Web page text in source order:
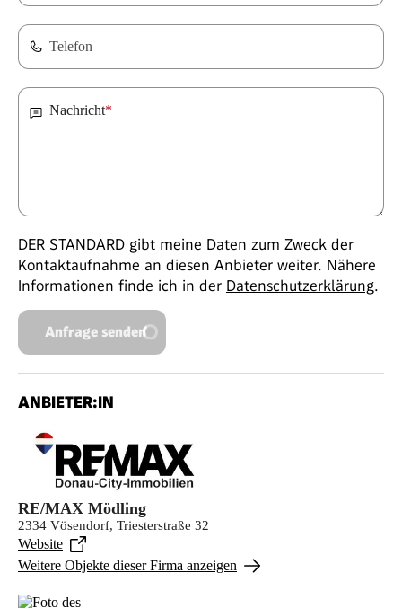
Telefon
Nachricht*
DER STANDARD gibt meine Daten zum Zweck der
Kontaktaufnahme an diesen Anbieter weiter. Nähere
Informationen finde ich in der Datenschutzerklärung.
Anfrage senden
ANBIETER:IN
RE/MAX Mödling
2334 Vösendorf, Triesterstraße 32
Website
Weitere Objekte dieser Firma anzeigen